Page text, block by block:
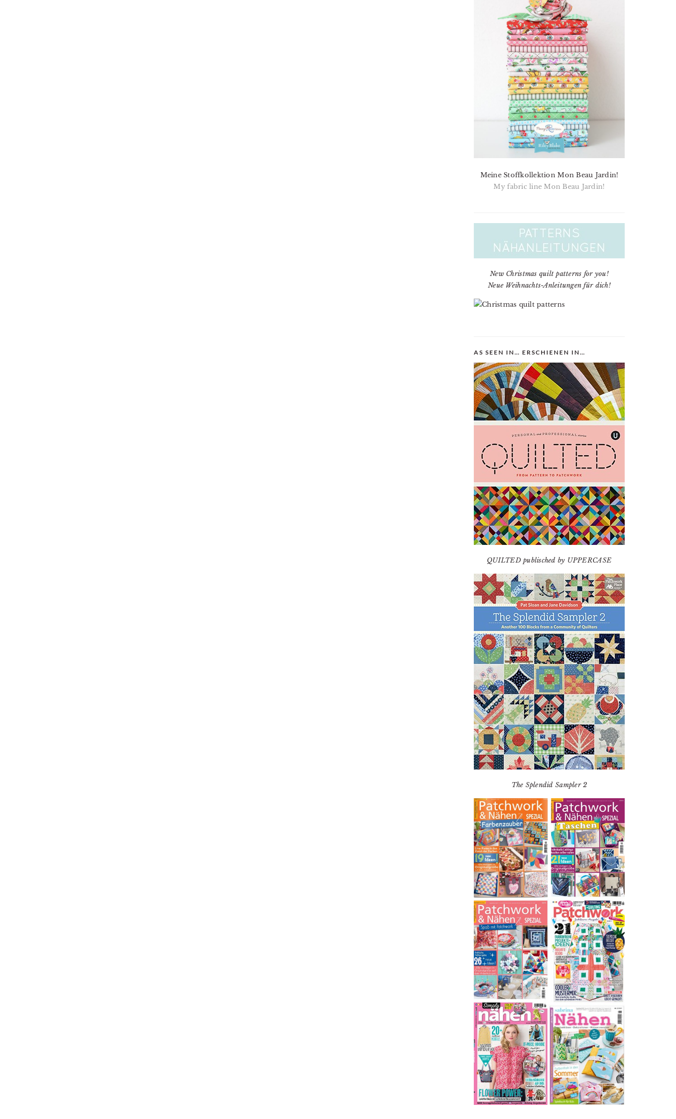
Meine Stoffkollektion Mon Beau Jardin!
My fabric line Mon Beau Jardin!
New Christmas quilt patterns for you!
Neue Weihnachts-Anleitungen für dich!
AS SEEN IN… ERSCHIENEN IN…
QUILTED publisched by UPPERCASE
The Splendid Sampler 2